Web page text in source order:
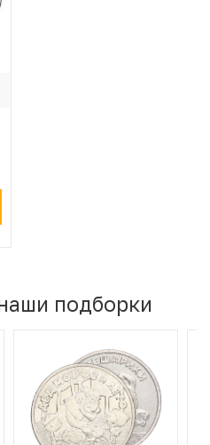
подборки